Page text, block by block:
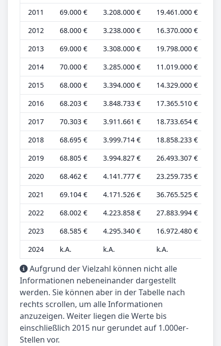
2011
69.000 € 3.208.000 € 19.461.000 €
2012
68.000 € 3.238.000 € 16.370.000 €
2013
69.000 € 3.308.000 € 19.798.000 €
2014
70.000 € 3.285.000 € 11.019.000 €
2015
68.000 € 3.394.000 € 14.329.000 €
2016
68.203 € 3.848.733 € 17.365.510 €
2017
70.303 € 3.911.661 € 18.733.654 €
2018
68.695 € 3.999.714 € 18.858.233 €
2019
68.805 € 3.994.827 € 26.493.307 €
2020
68.462 € 4.141.777 € 23.259.735 €
2021
69.104 € 4.171.526 € 36.765.525 €
2022
68.002 € 4.223.858 € 27.883.994 €
2023
68.585 € 4.295.340 € 16.972.480 €
2024
k.A. k.A. k.A.
Aufgrund der Vielzahl können nicht alle
Informationen nebeneinander dargestellt
werden. Sie können aber in der Tabelle nach
rechts scrollen, um alle Informationen
anzuzeigen. Weiter liegen die Werte bis
einschließlich 2015 nur gerundet auf 1.000er-
Stellen vor.